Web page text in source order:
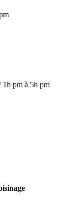
1h pm à 5h pm